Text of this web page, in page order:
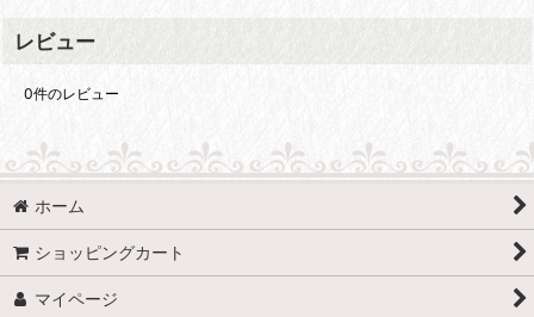
レビュー
0件のレビュー
ホーム
ショッピングカート
マイページ